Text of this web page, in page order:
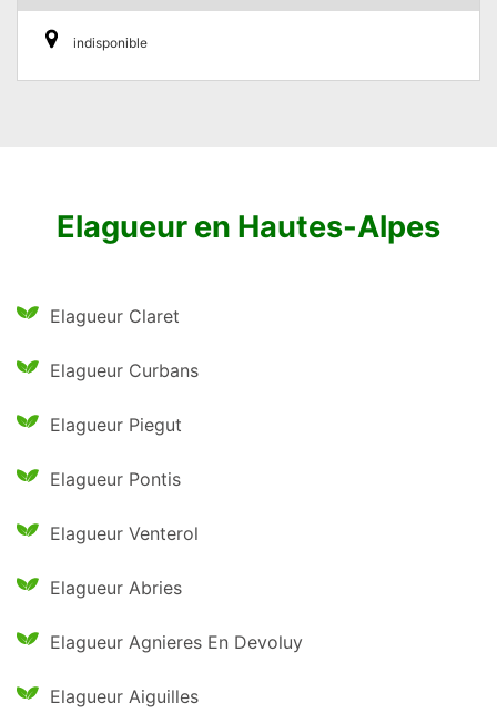
indisponible
Elagueur en Hautes-Alpes
Elagueur Claret
Elagueur Curbans
Elagueur Piegut
Elagueur Pontis
Elagueur Venterol
Elagueur Abries
Elagueur Agnieres En Devoluy
Elagueur Aiguilles